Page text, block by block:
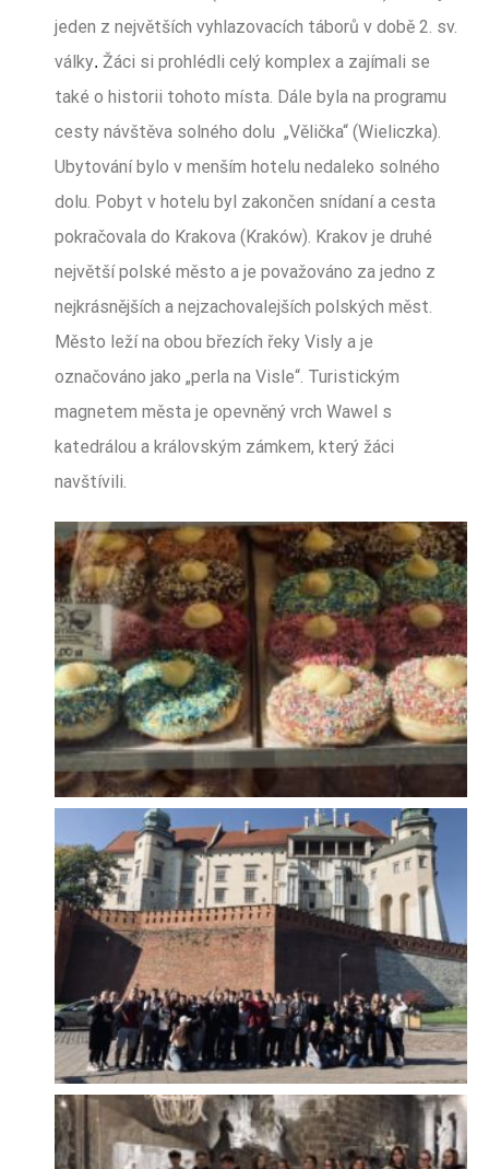
jeden z největších vyhlazovacích táborů v době 2. sv.
války. Žáci si prohlédli celý komplex a zajímali se
také o historii tohoto místa. Dále byla na programu
cesty návštěva solného dolu „Vělička“ (Wieliczka).
Ubytování bylo v menším hotelu nedaleko solného
dolu. Pobyt v hotelu byl zakončen snídaní a cesta
pokračovala do Krakova (Kraków). Krakov je druhé
největší polské město a je považováno za jedno z
nejkrásnějších a nejzachovalejších polských měst.
Město leží na obou březích řeky Visly a je
označováno jako „perla na Visle“. Turistickým
magnetem města je opevněný vrch Wawel s
katedrálou a královským zámkem, který žáci
navštívili.